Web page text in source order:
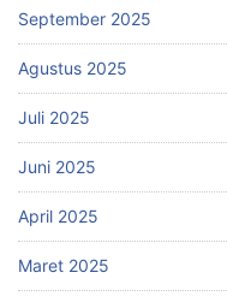
September 2025
Agustus 2025
Juli 2025
Juni 2025
April 2025
Maret 2025